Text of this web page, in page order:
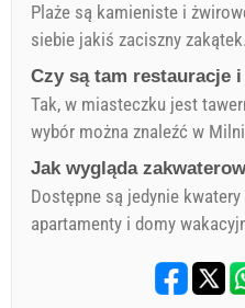
Plaże są kamieniste i
siebie jakiś zaciszny zakątek.
Czy są tam restauracje
Tak, w miasteczku jest
wybór można znaleźć w
Jak wygląda
Dostępne są jedynie
apartamenty i domy